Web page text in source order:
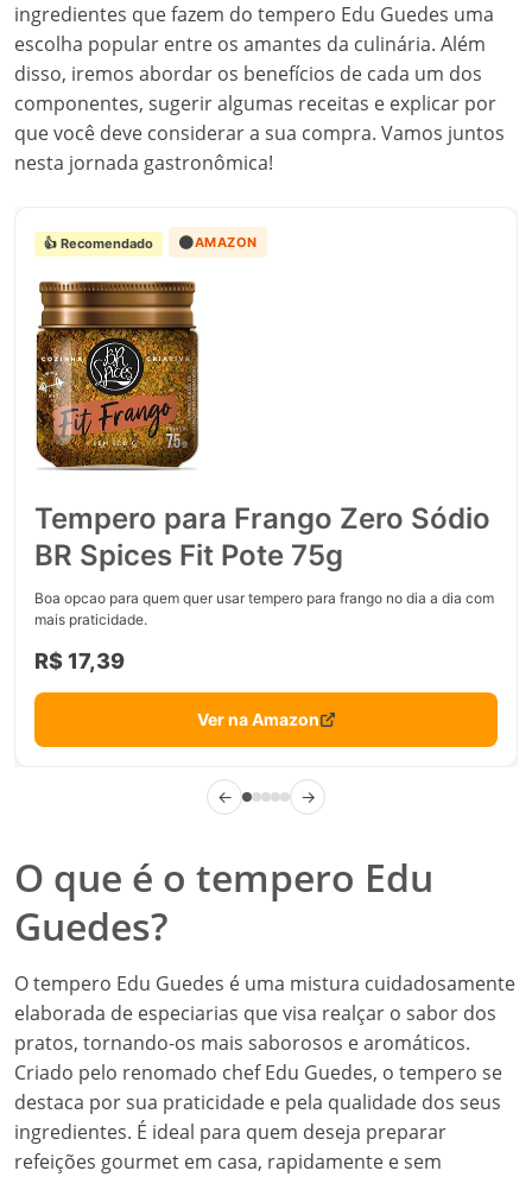
ingredientes que fazem do tempero Edu Guedes uma
escolha popular entre os amantes da culinária. Além
disso, iremos abordar os benefícios de cada um dos
componentes, sugerir algumas receitas e explicar por
que você deve considerar a sua compra. Vamos juntos
nesta jornada gastronômica!
👍 Recomendado 🟠AMAZON
Tempero para Frango Zero Sódio
BR Spices Fit Pote 75g
Boa opcao para quem quer usar tempero para frango no dia a dia com
mais praticidade.
R$ 17,39
Ver na Amazon
← →
O que é o tempero Edu
Guedes?
O tempero Edu Guedes é uma mistura cuidadosamente
elaborada de especiarias que visa realçar o sabor dos
pratos, tornando-os mais saborosos e aromáticos.
Criado pelo renomado chef Edu Guedes, o tempero se
destaca por sua praticidade e pela qualidade dos seus
ingredientes. É ideal para quem deseja preparar
refeições gourmet em casa, rapidamente e sem